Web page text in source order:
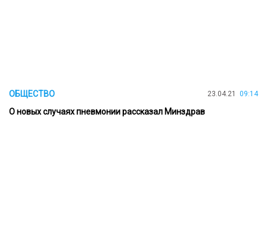
ОБЩЕСТВО 23.04.21 09:14
О новых случаях пневмонии рассказал Минздрав